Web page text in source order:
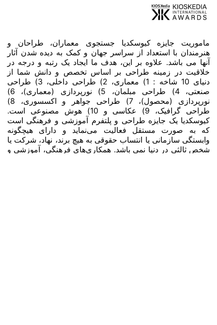
ماموریت جایزه کیوسکدیا جستجوی معماران، طراحان و
هنرمندان با استعداد از سراسر جهان و کمک به دیده شدن آثار
آنها می باشد. علاوه بر این، هدف ما ایجاد یک رتبه و درجه در
خلاقیت در زمینه طراحی بر اساس تخصص و دانش شما از
دنیای 10 شاخه : 1) معماری، 2) طراحی داخلی، 3) طراحی
صنعتی، 4) طراحی مبلمان، 5) نورپردازی (معماری)، 6)
نورپردازی (محصول)، 7) طراحی جواهر و اکسسوری، 8)
طراحی گرافیک، 9) عکاسی و 10) هوش مصنوعی است.
کیوسکدیا یک جایزه طراحی و پلتفرم آموزشی و فرهنگی است
که به صورت مستقل فعالیت می‌نماید و دارای هیچگونه
وابستگی سازمانی یا انتساب حقوقی به هیچ برند، نهاد، شرکت یا
شخص ثالثی در دنیا نمی باشد. همکاری‌های فرهنگی، آموزشی و